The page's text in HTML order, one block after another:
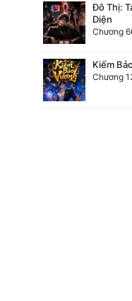
Đô Thị:
Diện
Chương
Kiếm
Chương